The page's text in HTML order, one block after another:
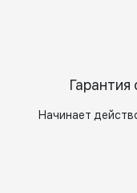
Гарантия
Начинает